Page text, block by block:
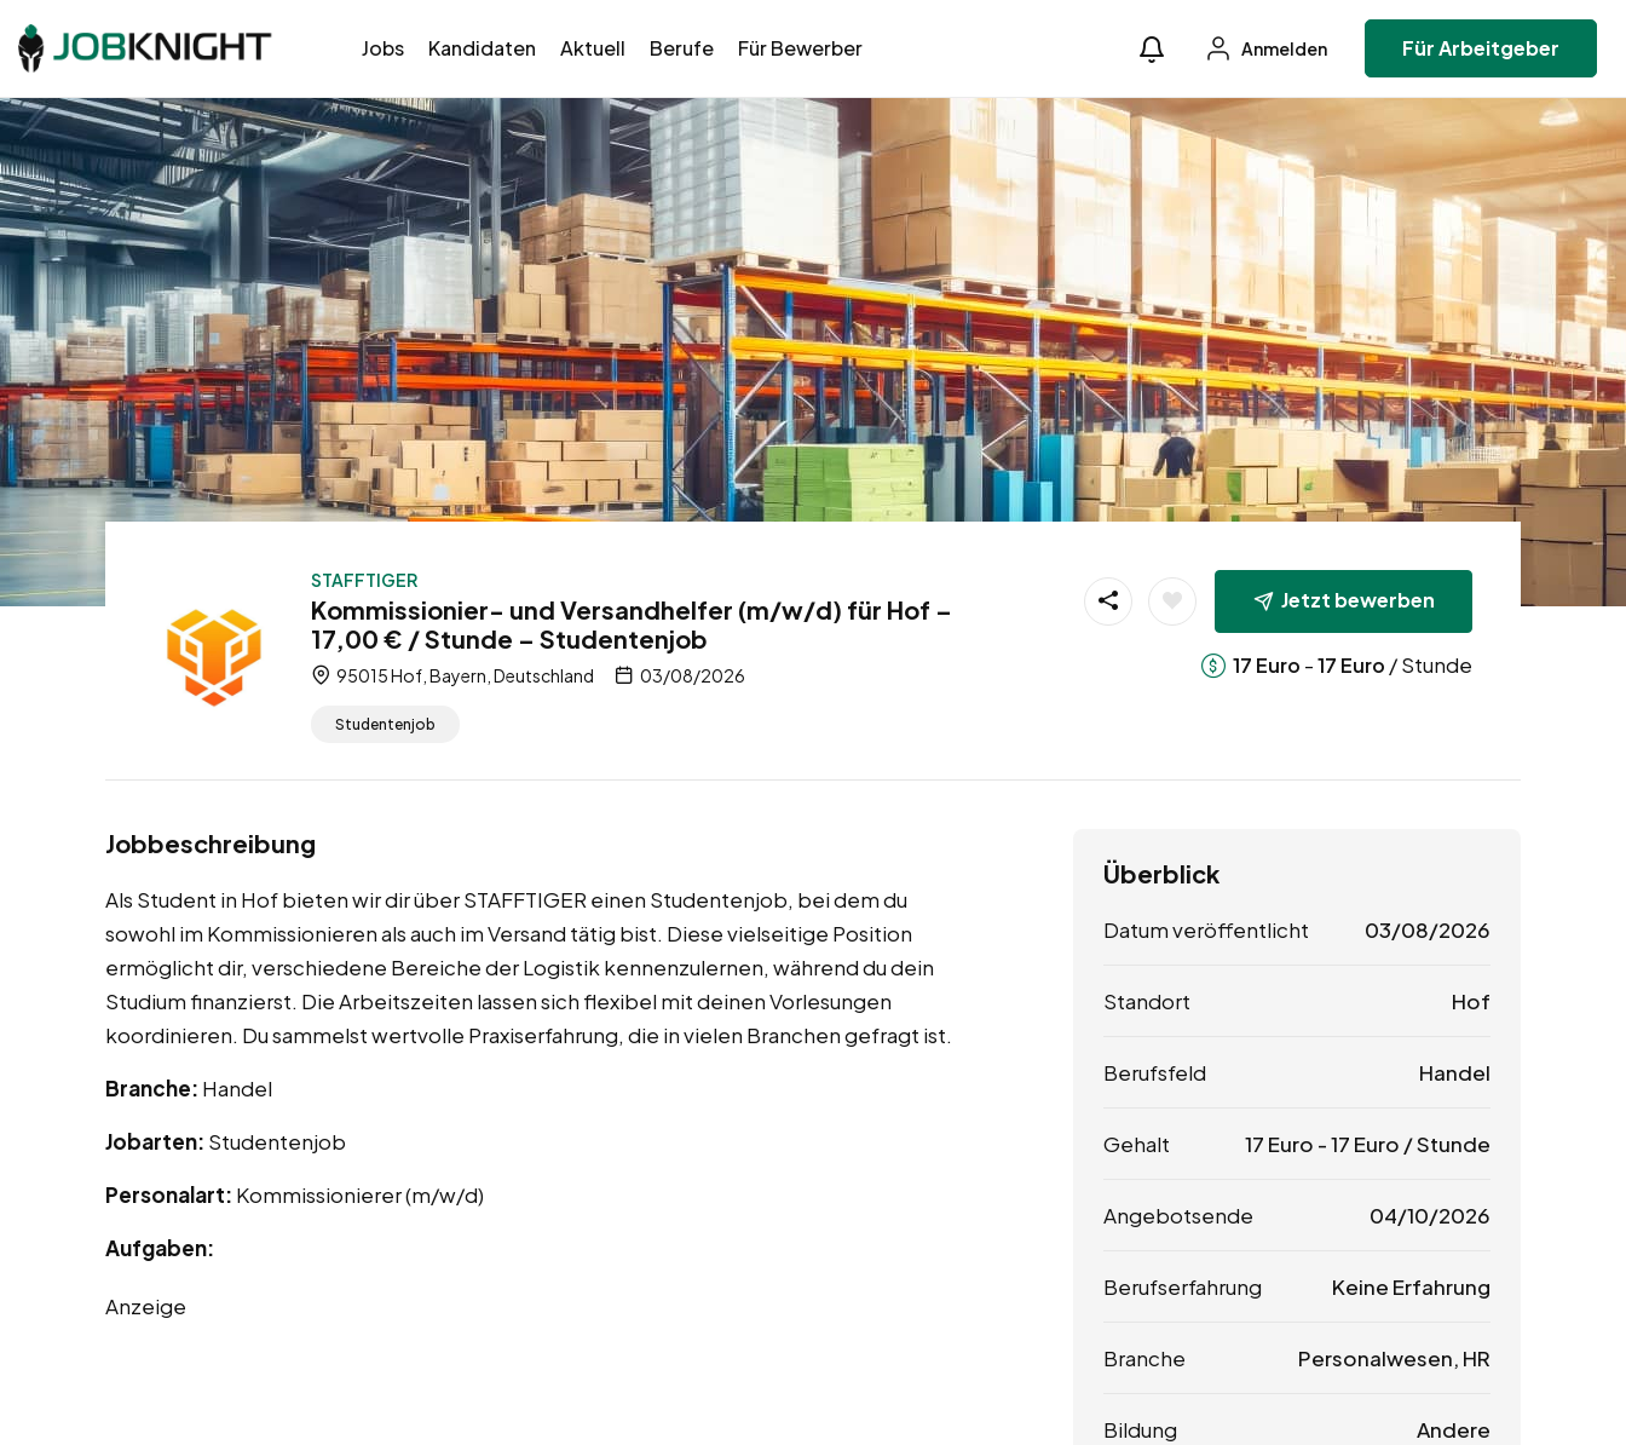
Jobs Kandidaten Aktuell Berufe Für Bewerber Anmelden Für Arbeitgeber
STAFFTIGER
Kommissionier- und Versandhelfer (m/w/d) für Hof –
17,00 € / Stunde – Studentenjob
95015 Hof, Bayern, Deutschland 03/08/2026
Studentenjob
Jetzt bewerben
17 Euro -17 Euro / Stunde
Jobbeschreibung
Als Student in Hof bieten wir dir über STAFFTIGER einen Studentenjob, bei dem du
sowohl im Kommissionieren als auch im Versand tätig bist. Diese vielseitige Position
ermöglicht dir, verschiedene Bereiche der Logistik kennenzulernen, während du dein
Studium finanzierst. Die Arbeitszeiten lassen sich flexibel mit deinen Vorlesungen
koordinieren. Du sammelst wertvolle Praxiserfahrung, die in vielen Branchen gefragt ist.
Branche: Handel
Jobarten: Studentenjob
Personalart: Kommissionierer (m/w/d)
Aufgaben:
Anzeige
Überblick
Datum veröffentlicht 03/08/2026
Standort Hof
Berufsfeld Handel
Gehalt 17 Euro -17 Euro / Stunde
Angebotsende 04/10/2026
Berufserfahrung Keine Erfahrung
Branche Personalwesen, HR
Bildung Andere